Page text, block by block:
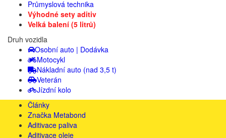
Průmyslová technika
Výhodné sety aditiv
Velká balení (5 litrů)
Druh vozidla
Osobní auto | Dodávka
Motocykl
Nákladní auto (nad 3,5 t)
Veterán
Jízdní kolo
Články
Značka Metabond
Aditivace paliva
Aditivace oleje